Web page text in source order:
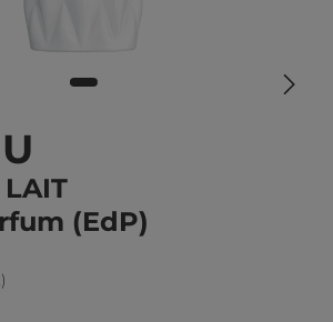
LAIT
(EdP)
Bewertung von 4.5 von 5
)